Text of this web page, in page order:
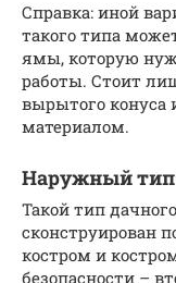
Справка: иной
такого типа
ямы, которую
работы. Стоит
вырытого конуса
материалом.
Наружный тип
Такой тип
сконструирован
костром и
безопасности –